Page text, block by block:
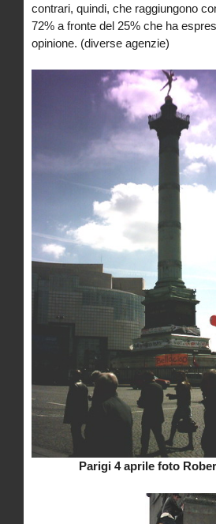
contrari, quindi, che raggiungono
72% a fronte del 25% che ha
opinione. (diverse agenzie)
Parigi 4 aprile foto